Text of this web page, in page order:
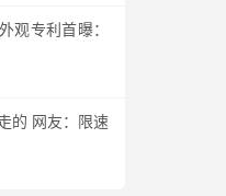
观专利首曝：
的 网友：限速